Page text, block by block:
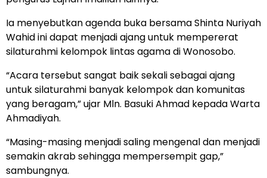
Ia menyebutkan agenda buka bersama Shinta Nuriyah
Wahid ini dapat menjadi ajang untuk mempererat
silaturahmi kelompok lintas agama di Wonosobo.
“Acara tersebut sangat baik sekali sebagai ajang
untuk silaturahmi banyak kelompok dan komunitas
yang beragam,” ujar Mln. Basuki Ahmad kepada Warta
Ahmadiyah.
“Masing-masing menjadi saling mengenal dan menjadi
semakin akrab sehingga mempersempit gap,”
sambungnya.